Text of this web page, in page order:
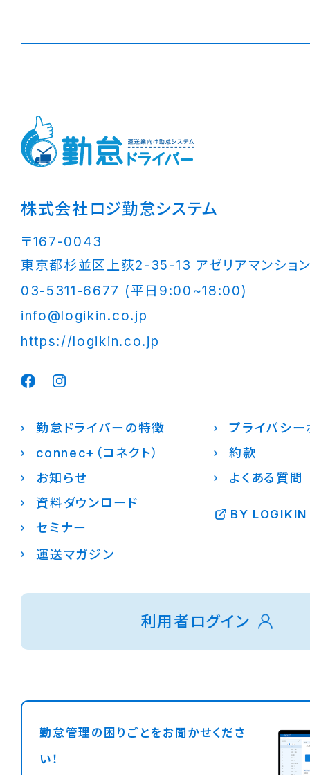
株式会社ロジ勤怠システム
〒167-0043
東京都杉並区上荻2-35-13 アゼリアマンショ
03-5311-6677 (平日9:00~18:00)
info@logikin.co.jp
https://logikin.co.jp
勤怠ドライバーの特徴
connec+（コネクト）
お知らせ
資料ダウンロード
セミナー
運送マガジン
プライバシー
約款
よくある質問
BY LOGIKIN
利用者ログイン
勤怠管理の困りごとをお聞かせくださ
い！